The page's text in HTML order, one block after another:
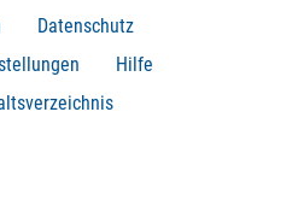
Datenschutz
Hilfe